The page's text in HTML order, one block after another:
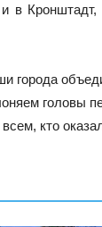
в
города
головы
кто